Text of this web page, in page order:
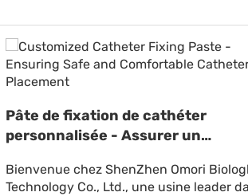
Pâte de fixation de cathéter
personnalisée - Assurer un
cathéter
Bienvenue chez ShenZhen Omori
Technology Co., Ltd., une usine leader